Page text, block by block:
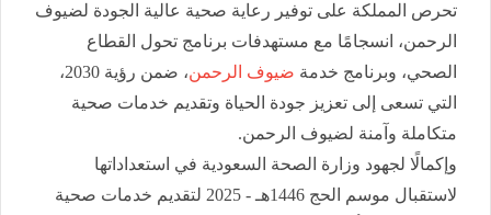
تحرص المملكة على توفير رعاية صحية عالية الجودة لضيوف
الرحمن، انسجامًا مع مستهدفات برنامج تحول القطاع
الصحي، وبرنامج خدمة ضيوف الرحمن
، ضمن رؤية 2030،
التي تسعى إلى تعزيز جودة الحياة وتقديم خدمات صحية
متكاملة وآمنة لضيوف الرحمن.
وإكمالًا لجهود وزارة الصحة السعودية في استعداداتها
لاستقبال موسم الحج 1446هـ - 2025 لتقديم خدمات صحية